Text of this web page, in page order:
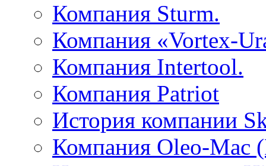
Компания Sturm.
Компания «Vortex-
Компания Intertool.
Компания Patriot
История компании
Компания Oleo-Mac